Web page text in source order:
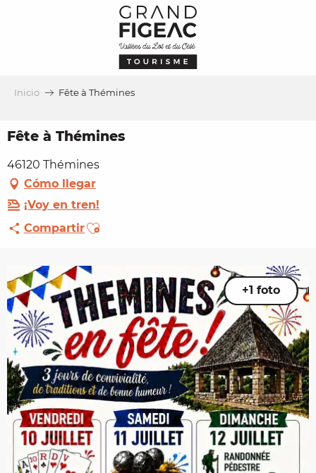
Inicio Fête à Thémines
Fête à Thémines
46120 Thémines
Cómo llegar
¡Voy en tren!
CompartirAjouter aux favoris
+1 foto